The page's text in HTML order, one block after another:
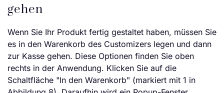
gehen
Wenn Sie Ihr Produkt fertig gestaltet haben, müssen Sie
es in den Warenkorb des Customizers legen und dann
zur Kasse gehen. Diese Optionen finden Sie oben
rechts in der Anwendung. Klicken Sie auf die
Schaltfläche "In den Warenkorb" (markiert mit 1 in